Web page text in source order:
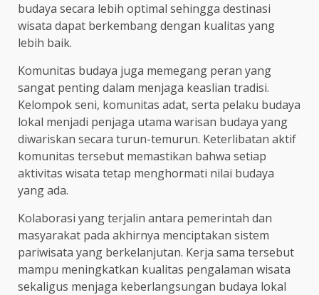
budaya secara lebih optimal sehingga destinasi
wisata dapat berkembang dengan kualitas yang
lebih baik.
Komunitas budaya juga memegang peran yang
sangat penting dalam menjaga keaslian tradisi.
Kelompok seni, komunitas adat, serta pelaku budaya
lokal menjadi penjaga utama warisan budaya yang
diwariskan secara turun-temurun. Keterlibatan aktif
komunitas tersebut memastikan bahwa setiap
aktivitas wisata tetap menghormati nilai budaya
yang ada.
Kolaborasi yang terjalin antara pemerintah dan
masyarakat pada akhirnya menciptakan sistem
pariwisata yang berkelanjutan. Kerja sama tersebut
mampu meningkatkan kualitas pengalaman wisata
sekaligus menjaga keberlangsungan budaya lokal